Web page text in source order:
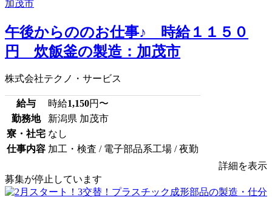
午後からののお仕事♪ 時給１１５０
円 炊飯釜の製造：加茂市
株式会社テクノ・サービス
給与 時給1,150円〜
勤務地
新潟県 加茂市
寮・社宅 なし
仕事内容 加工・検査 / 電子部品系工場 / 夜勤
詳細を表示
募集が停止しています